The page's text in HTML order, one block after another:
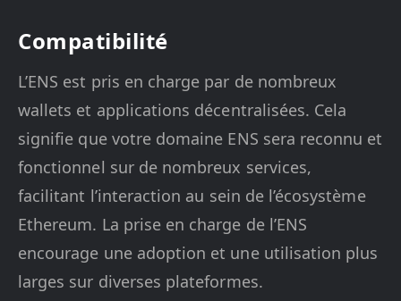
Compatibilité
L’ENS est pris en charge par de nombreux
wallets et applications décentralisées. Cela
signifie que votre domaine ENS sera reconnu et
fonctionnel sur de nombreux services,
facilitant l’interaction au sein de l’écosystème
Ethereum. La prise en charge de l’ENS
encourage une adoption et une utilisation plus
larges sur diverses plateformes.